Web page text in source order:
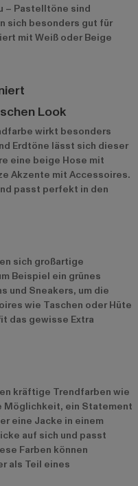
– Pastelltöne sind
sich besonders gut für
mit Weiß oder Beige
Look
wirkt besonders
Erdtöne lässt sich dieser
eine beige Hose mit
Akzente mit Accessoires.
passt perfekt in den
sich großartige
Beispiel ein grünes
und Sneakers, um die
wie Taschen oder Hüte
das gewisse Extra
kräftige Trendfarben wie
Möglichkeit, ein Statement
eine Jacke in einem
auf sich und passt
Farben können
als Teil eines